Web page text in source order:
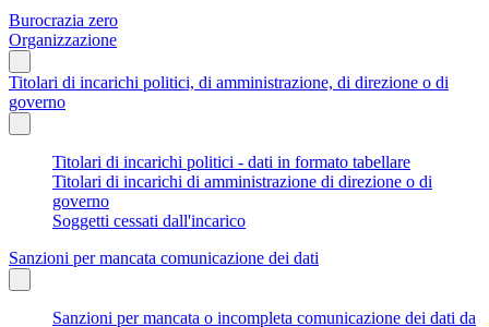
Burocrazia zero
Organizzazione
Titolari di incarichi politici, di amministrazione, di direzione o di
governo
Titolari di incarichi politici - dati in formato tabellare
Titolari di incarichi di amministrazione di direzione o di
governo
Soggetti cessati dall'incarico
Sanzioni per mancata comunicazione dei dati
Sanzioni per mancata o incompleta comunicazione dei dati da